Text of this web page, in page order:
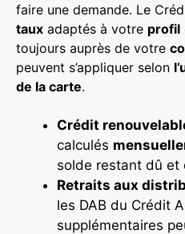
faire une demande. Le
taux adaptés à votre profil
toujours auprès de votre
peuvent s’appliquer selon
de la carte.
Crédit
calculés
solde restant dû et
Retraits aux
les DAB du Crédit
supplémentaires